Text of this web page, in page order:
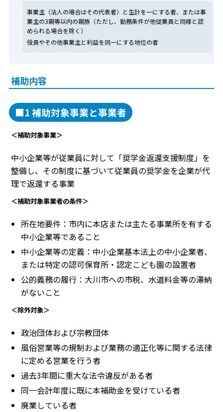
事業主（法人の場合はその代表者）と生計を一にする者、または事
業主の3親等以内の親族（ただし、勤務条件が他従業員と同様と認
められる場合を除く）
役員やその他事業主と利益を同一にする地位の者
補助内容
■1 補助対象事業と事業者
＜補助対象事業＞
中小企業等が従業員に対して「奨学金返還支援制度」を
整備し、その制度に基づいて従業員の奨学金を企業が代
理で返還する事業
＜補助対象事業者の条件＞
所在地要件：市内に本店または主たる事業所を有する
中小企業等であること
中小企業等の定義：中小企業基本法上の中小企業者、
または特定の認可保育所・認定こども園の設置者
公的義務の履行：大川市への市税、水道料金等の滞納
がないこと
＜除外対象＞
政治団体および宗教団体
風俗営業等の規制および業務の適正化等に関する法律
に定める営業を行う者
過去3年間に重大な法令違反がある者
同一会計年度に既に本補助金を受けている者
廃業している者